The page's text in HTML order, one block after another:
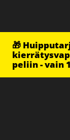
🎁
peliin - vain